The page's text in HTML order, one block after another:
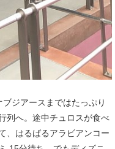
ジアースまではたっぷり
列へ。途中チュロスが食べ
、はるばるアラビアンコー